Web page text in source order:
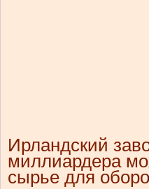
Ирландский
миллиардера
сырье для